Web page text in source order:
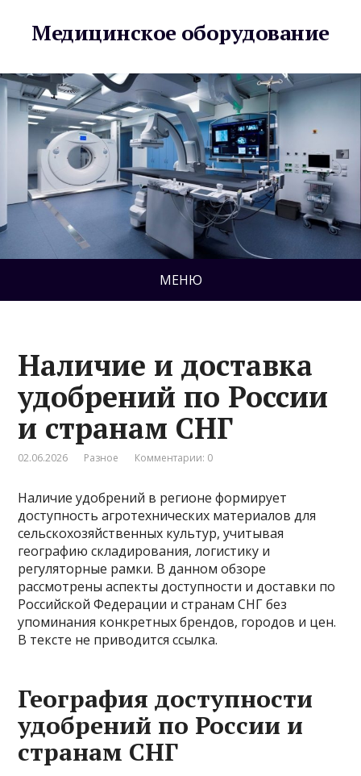
Медицинское оборудование
МЕНЮ
Наличие и доставка
удобрений по России
и странам СНГ
02.06.2026 Разное Комментарии: 0
Наличие удобрений в регионе формирует
доступность агротехнических материалов для
сельскохозяйственных культур, учитывая
географию складирования, логистику и
регуляторные рамки. В данном обзоре
рассмотрены аспекты доступности и доставки по
Российской Федерации и странам СНГ без
упоминания конкретных брендов, городов и цен.
В тексте не приводится ссылка.
География доступности
удобрений по России и
странам СНГ